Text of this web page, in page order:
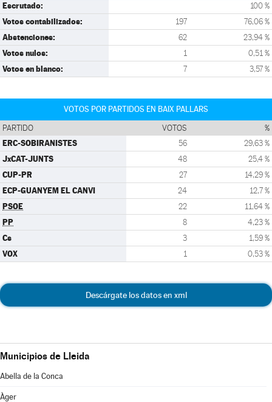
Escrutado: 100 %
Votos contabilizados: 197 76,06 %
Abstenciones: 62 23,94 %
Votos nulos: 1 0,51 %
Votos en blanco: 7 3,57 %
VOTOS POR PARTIDOS EN BAIX PALLARS
PARTIDO VOTOS %
ERC-SOBIRANISTES 56 29,63 %
JxCAT-JUNTS 48 25,4 %
CUP-PR 27 14,29 %
ECP-GUANYEM EL CANVI 24 12,7 %
PSOE 22 11,64 %
PP 8 4,23 %
Cs 3 1,59 %
VOX 1 0,53 %
Descárgate los datos en xml
Municipios de Lleida
Abella de la Conca
Àger